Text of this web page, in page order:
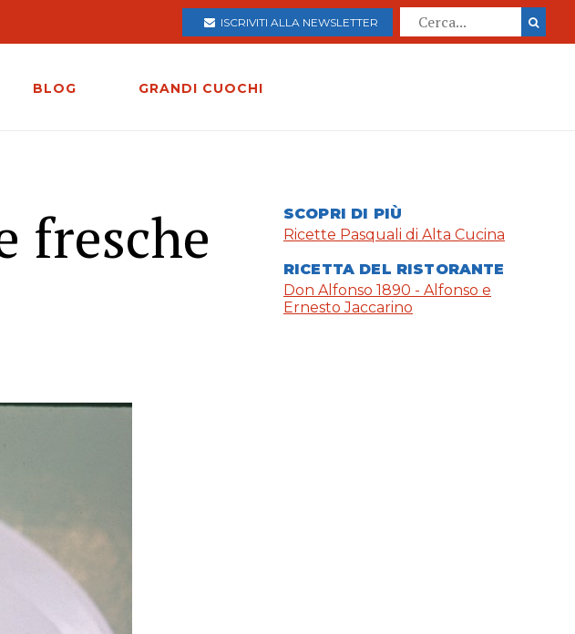
ISCRIVITI ALLA NEWSLETTER
BLOG GRANDI CUOCHI
fresche
SCOPRI DI PIÙ
Ricette Pasquali di Alta Cucina
RICETTA DEL RISTORANTE
Don Alfonso 1890 - Alfonso e
Ernesto Jaccarino